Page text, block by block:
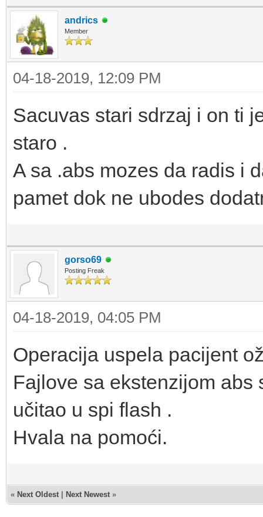
andrics
Member
04-18-2019, 12:09 PM
Sacuvas stari sdrzaj i on ti
staro .
A sa .abs mozes da radis i
pamet dok ne ubodes
gorso69
Posting Freak
04-18-2019, 04:05 PM
Operacija uspela pacijent
Fajlove sa ekstenzijom abs
učitao u spi flash .
Hvala na pomoći.
« Next Oldest Next Newest »